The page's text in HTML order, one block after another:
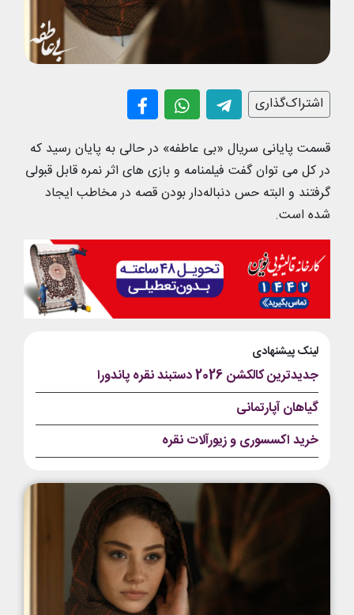
اشتراک‌گذاری
قسمت پایانی سریال «بی عاطفه» در حالی به پایان رسید که
در کل می توان گفت فیلمنامه و بازی های اثر نمره قابل قبولی
گرفتند و البته حس دنباله‌دار بودن قصه در مخاطب ایجاد
شده است.
لینک پیشنهادی
جدیدترین کالکشن 2026 دستبند نقره پاندورا
گیاهان آپارتمانی
خرید اکسسوری و زیورآلات نقره